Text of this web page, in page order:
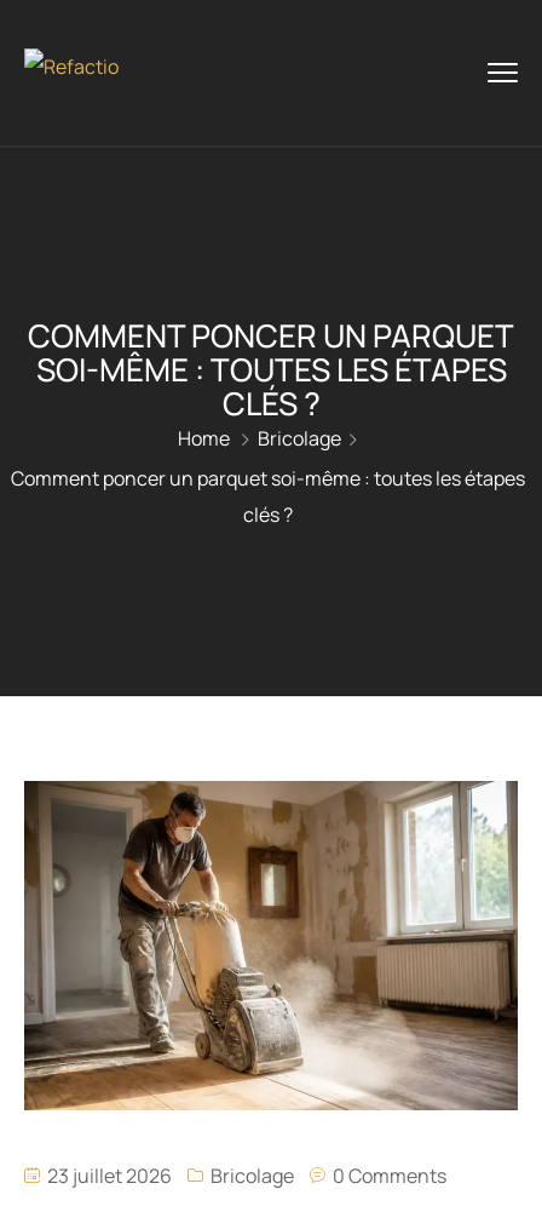
COMMENT PONCER UN PARQUET
SOI-MÊME : TOUTES LES ÉTAPES
CLÉS ?
Home
Bricolage
Comment poncer un parquet soi-même : toutes les étapes
clés ?
23 juillet 2026 Bricolage 0 Comments